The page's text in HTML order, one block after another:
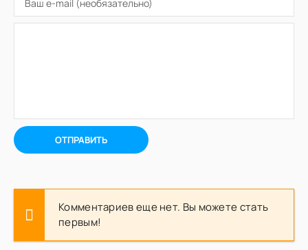
ОТПРАВИТЬ
Комментариев еще нет. Вы можете стать
первым!